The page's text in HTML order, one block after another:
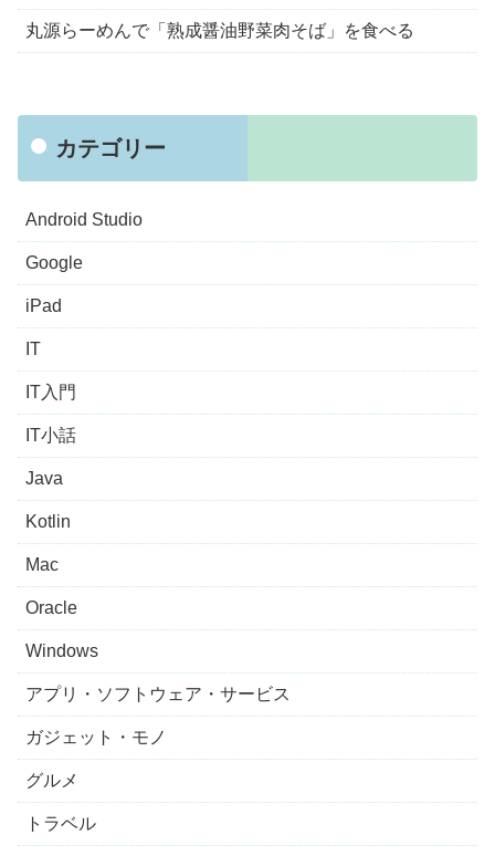
丸源らーめんで「熟成醤油野菜肉そば」を食べる
カテゴリー
Android Studio
Google
iPad
IT
IT入門
IT小話
Java
Kotlin
Mac
Oracle
Windows
アプリ・ソフトウェア・サービス
ガジェット・モノ
グルメ
トラベル